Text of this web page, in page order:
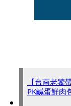
【台南老
PK鹹蛋鮮肉